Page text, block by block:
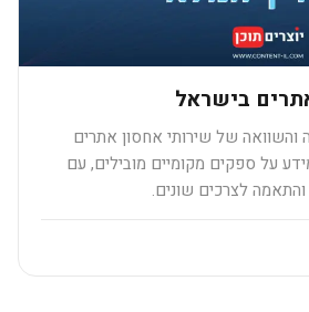
בישראל
והשוואה של שירותי אחסון אתרים
על ספקים מקומיים מובילים, עם
והתאמה לצרכים שונים.